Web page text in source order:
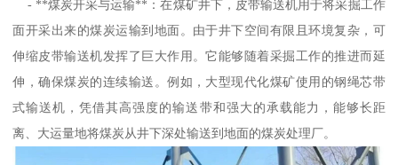
- **煤炭开采与运输**：在煤矿井下，皮带输送机用于将采掘工作
面开采出来的煤炭运输到地面。由于井下空间有限且环境复杂，可
伸缩皮带输送机发挥了巨大作用。它能够随着采掘工作的推进而延
伸，确保煤炭的连续输送。例如，大型现代化煤矿使用的钢绳芯带
式输送机，凭借其高强度的输送带和强大的承载能力，能够长距
离、大运量地将煤炭从井下深处输送到地面的煤炭处理厂。